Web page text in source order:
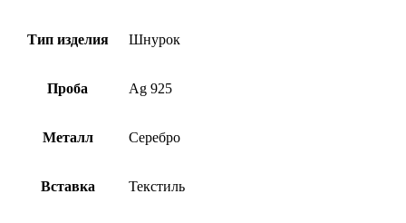
Тип изделия Шнурок
Проба Ag 925
Металл Серебро
Вставка Текстиль